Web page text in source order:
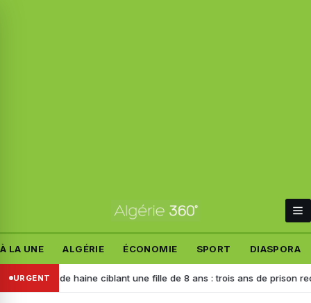
À LA UNE ALGÉRIE ÉCONOMIE SPORT DIASPORA
URGENT
de haine ciblant une fille de 8 ans : trois ans de prison requis